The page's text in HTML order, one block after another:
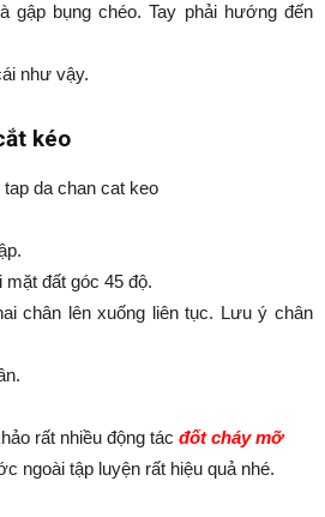
gập bụng chéo. Tay phải hướng đến
như vậy.
kéo
mặt đất góc 45 độ.
chân lên xuống liên tục. Lưu ý chân
rất nhiều động tác đốt cháy mỡ
ngoài tập luyện rất hiệu quả nhé.